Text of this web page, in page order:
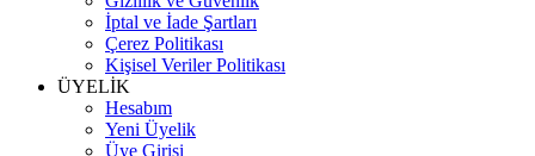
İptal ve İade Şartları
Çerez Politikası
Kişisel Veriler Politikası
ÜYELİK
Hesabım
Yeni Üyelik
Üye Girişi